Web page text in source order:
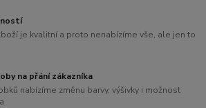
je kvalitní a proto nenabízíme vše, ale jen to
na přání zákazníka
nabízíme změnu barvy, výšivky i možnost